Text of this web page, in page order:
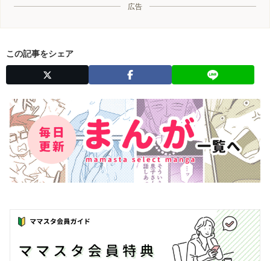
広告
この記事をシェア